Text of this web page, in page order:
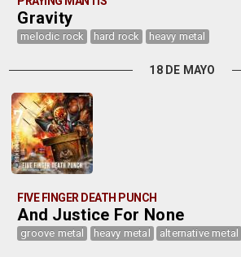
Gravity
melodic rock hard rock heavy metal
18 DE MAYO
FIVE FINGER DEATH PUNCH
And Justice For None
groove metal heavy metal alternative metal